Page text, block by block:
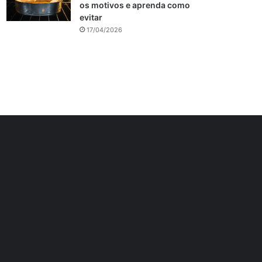
os motivos e aprenda como
evitar
17/04/2026